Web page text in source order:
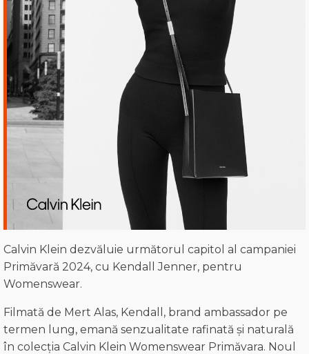
Calvin Klein dezvăluie următorul capitol al campaniei
Primăvară 2024, cu Kendall Jenner, pentru
Womenswear.
Filmată de Mert Alas, Kendall, brand ambassador pe
termen lung, emană senzualitate rafinată și naturală
în colecția Calvin Klein Womenswear Primăvara. Noul